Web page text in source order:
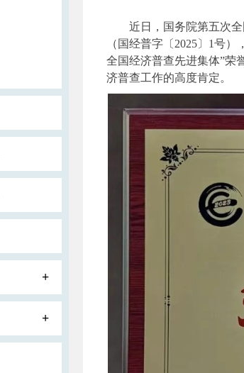
+
+
近日，国务院第五次
（国经普字〔2025〕1号
全国经济普查先进集体”荣
济普查工作的高度肯定。